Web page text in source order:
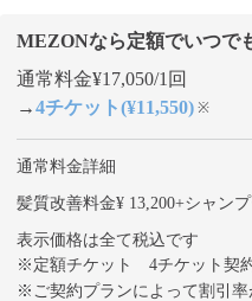
MEZONなら定額でいつで
通常料金¥17,050/1回
→4チケット(¥11,550) ※
通常料金詳細
髪質改善料金¥ 13,200+シャン
表示価格は全て税込です
※定額チケット 4チケット契
※ご契約プランによって割引率